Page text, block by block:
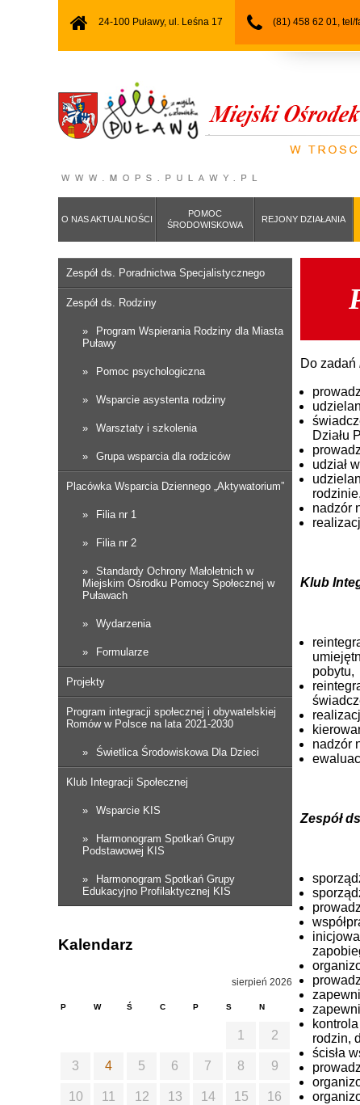
24-100 Puławy, ul. Leśna 17 (81) 458 62 01, tel/
O NAS AKTUALNOŚCI
POMOC
ŚRODOWISKOWA
REJONY DZIAŁANIA
Do zadań
Działu
udział
rodzinie,
nadzór
Klub
pobytu,
nadzór
Zespół
rodzin,
ścisła
Zespół ds. Poradnictwa Specjalistycznego
Zespół ds. Rodziny
Program Wspierania Rodziny dla Miasta
Puławy
Pomoc psychologiczna
Wsparcie asystenta rodziny
Warsztaty i szkolenia
Grupa wsparcia dla rodziców
Placówka Wsparcia Dziennego „Aktywatorium”
Filia nr 1
Filia nr 2
Standardy Ochrony Małoletnich w
Miejskim Ośrodku Pomocy Społecznej w
Puławach
Wydarzenia
Formularze
Projekty
Program integracji społecznej i obywatelskiej
Romów w Polsce na lata 2021-2030
Świetlica Środowiskowa Dla Dzieci
Klub Integracji Społecznej
Wsparcie KIS
Harmonogram Spotkań Grupy
Podstawowej KIS
Harmonogram Spotkań Grupy
Edukacyjno Profilaktycznej KIS
Kalendarz
sierpień 2026
P W Ś C P S N
1 2
3 4 5 6 7 8 9
10 11 12 13 14 15 16